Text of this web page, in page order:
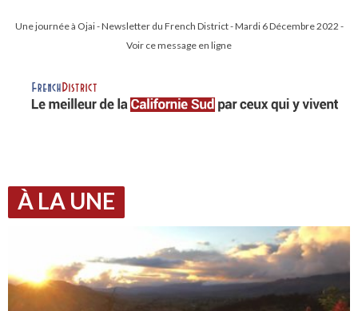
Une journée à Ojai - Newsletter du French District - Mardi 6 Décembre 2022 -
Voir ce message en ligne
À LA UNE